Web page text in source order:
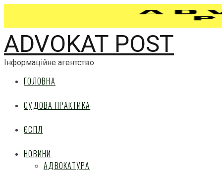
ADVOKAT POST
Інформаційне агентство
ГОЛОВНА
СУДОВА ПРАКТИКА
ЄСПЛ
НОВИНИ
АДВОКАТУРА